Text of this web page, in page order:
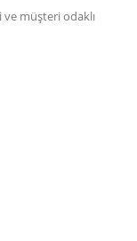
ve müşteri odaklı